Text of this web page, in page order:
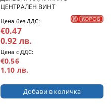
ЦЕНТРАЛЕН ВИНТ
Цена без ДДС:
€0.47
0.92 лв.
Цена с ДДС:
€0.56
1.10 лв.